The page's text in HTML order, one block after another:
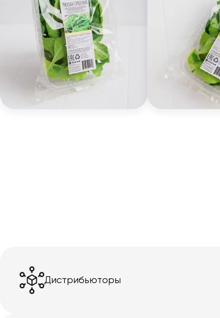
Дистрибьюторы